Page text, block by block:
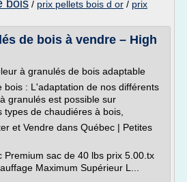
bois / prix pellets bois d or / prix
de bois à vendre – High
à granulés de bois adaptable
bois : L'adaptation de nos différents
granulés est possible sur
de chaudiéres à bois,
et Vendre dans Québec | Petites
Premium sac de 40 lbs prix 5.00.tx
Maximum Supérieur L...